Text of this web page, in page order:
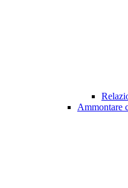
Ammontare